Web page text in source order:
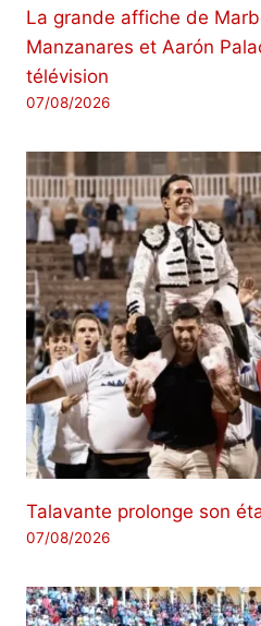
La grande affiche de
Manzanares et Aarón
télévision
07/08/2026
Talavante prolonge son
07/08/2026